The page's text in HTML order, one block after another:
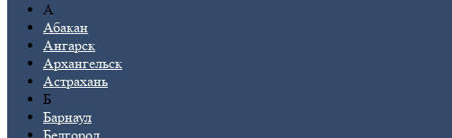
А
Абакан
Ангарск
Архангельск
Астрахань
Б
Барнаул